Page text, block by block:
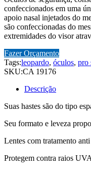
confeccionados em uma
apoio nasal injetados do
são confeccionadas do
extremidades do visor
Fazer Orçamento
Tags:leopardo, óculos, pro
SKU:CA 19176
Descrição
Suas hastes são do tipo
Seu formato e leveza
Lentes com tratamento
Protegem contra raios